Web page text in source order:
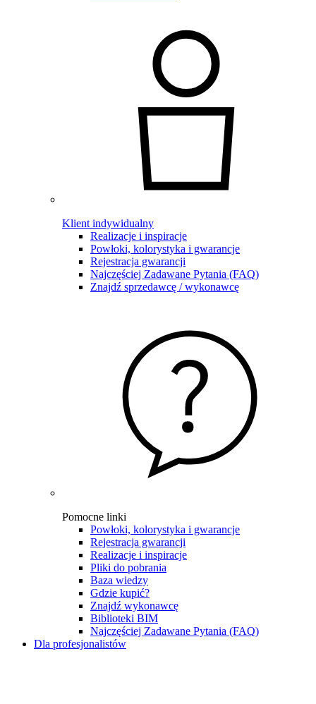
Klient indywidualny
Realizacje i inspiracje
Powłoki, kolorystyka i gwarancje
Rejestracja gwarancji
Najczęściej Zadawane Pytania (FAQ)
Znajdź sprzedawcę / wykonawcę
Pomocne linki
Powłoki, kolorystyka i gwarancje
Rejestracja gwarancji
Realizacje i inspiracje
Pliki do pobrania
Baza wiedzy
Gdzie kupić?
Znajdź wykonawcę
Biblioteki BIM
Najczęściej Zadawane Pytania (FAQ)
Dla profesjonalistów